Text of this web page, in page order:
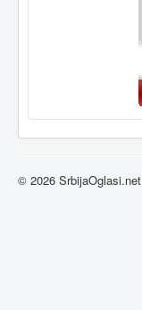
© 2026 SrbijaOglasi.net